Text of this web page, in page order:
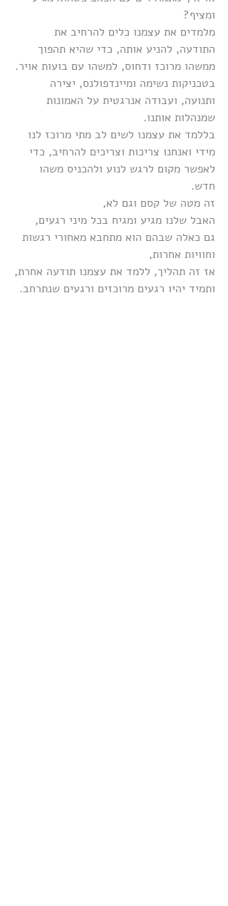
ומציף?
מלמדים את עצמנו כלים להרחיב את
התודעה, להניע אותה, כדי שהיא תהפוך
ממשהו מרוכז ודחוס, למשהו עם בועות אויר.
בטכניקות נשימה ומיינדפולנס, יצירה
ותנועה, ועבודה אנרגטית על האמונות
שמנהלות אותנו.
בללמד את עצמנו לשים לב מתי מרוכז לנו
מידי ואנחנו צריכות וצריכים להרחיב, כדי
לאפשר מקום לרגש לנוע ולהכניס משהו
חדש.
זה מטה של קסם וגם לא,
האבל שלנו מגיע ומגיח בכל מיני רגעים,
גם כאלה שבהם הוא מתחבא מאחורי רגשות
וחוויות אחרות,
אז זה תהליך, ללמד את עצמנו תודעה אחרת,
ותמיד יהיו רגעים מרוכזים ורגעים שנתרחב.